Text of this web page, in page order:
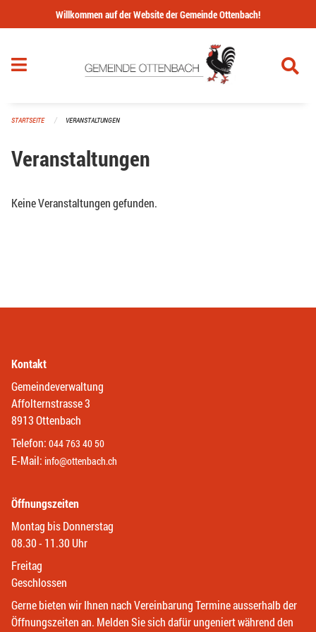
Navigation überspringen
Willkommen auf der Website der Gemeinde Ottenbach!
STARTSEITE VERANSTALTUNGEN
Veranstaltungen
Keine Veranstaltungen gefunden.
Kontakt
Gemeindeverwaltung
Affolternstrasse 3
8913 Ottenbach
Telefon: 044 763 40 50
E-Mail: info@ottenbach.ch
Öffnungszeiten
Montag bis Donnerstag
08.30 - 11.30 Uhr
Freitag
Geschlossen
Gerne bieten wir Ihnen nach Vereinbarung Termine ausserhalb der
Öffnungszeiten an. Melden Sie sich dafür ungeniert während den